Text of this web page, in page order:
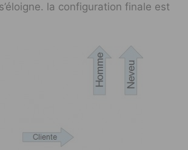
la configuration finale est